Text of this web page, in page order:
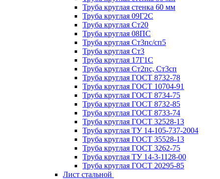
Труба круглая стенка 60 мм
Труба круглая 09Г2С
Труба круглая Ст20
Труба круглая 08ПС
Труба круглая Ст3пс/сп5
Труба круглая Ст3
Труба круглая 17Г1С
Труба круглая Ст2пс, Ст3сп
Труба круглая ГОСТ 8732-78
Труба круглая ГОСТ 10704-91
Труба круглая ГОСТ 8734-75
Труба круглая ГОСТ 8732-85
Труба круглая ГОСТ 8733-74
Труба круглая ГОСТ 32528-13
Труба круглая ТУ 14-105-737-2004
Труба круглая ГОСТ 35528-13
Труба круглая ГОСТ 3262-75
Труба круглая ТУ 14-3-1128-00
Труба круглая ГОСТ 20295-85
Лист стальной